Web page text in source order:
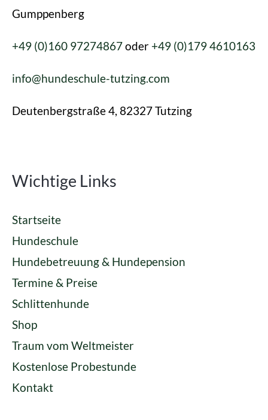
Gumppenberg
+49 (0)160 97274867oder +49 (0)179 4610163
info@hundeschule-tutzing.com
Deutenbergstraße 4, 82327 Tutzing
Wichtige Links
Startseite
Hundeschule
Hundebetreuung & Hundepension
Termine & Preise
Schlittenhunde
Shop
Traum vom Weltmeister
Kostenlose Probestunde
Kontakt